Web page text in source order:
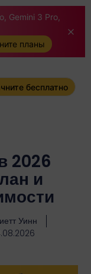
Gemini 3 Pro,
планы
бесплатно
2026
и
Уинн